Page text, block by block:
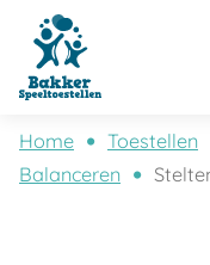
Home Toestellen
Balanceren